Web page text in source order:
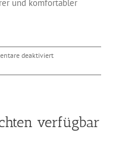
und komfortabler
deaktiviertfür
auf
verfügbar